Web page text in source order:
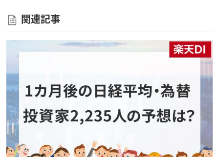
関連記事